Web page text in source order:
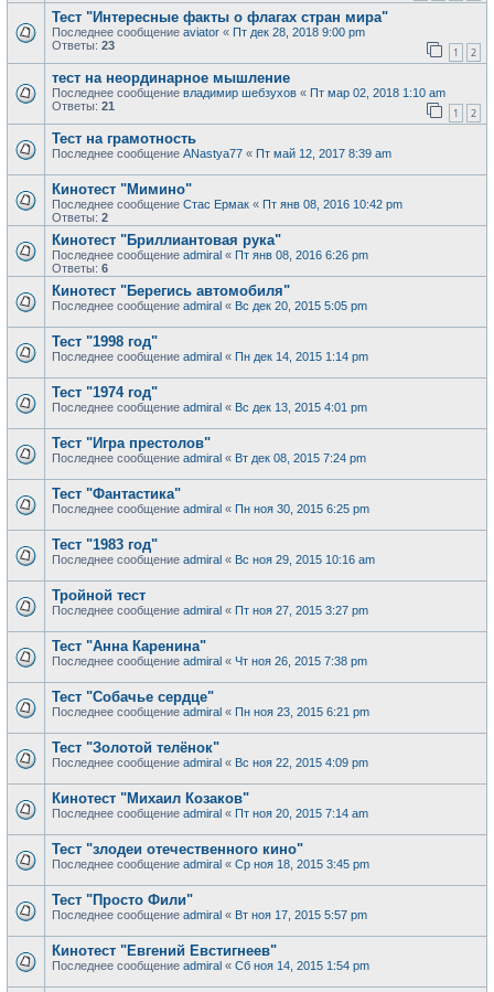
Тест "Интересные факты о флагах стран мира"
Последнее сообщение aviator « Пт дек 28, 2018 9:00 pm
Ответы: 23 1 2
тест на неординарное мышление
Последнее сообщение владимир шебзухов « Пт мар 02, 2018 1:10 am
Ответы: 21 1 2
Тест на грамотность
Последнее сообщение ANastya77 « Пт май 12, 2017 8:39 am
Кинотест "Мимино"
Последнее сообщение Стас Ермак « Пт янв 08, 2016 10:42 pm
Ответы: 2
Кинотест "Бриллиантовая рука"
Последнее сообщение admiral « Пт янв 08, 2016 6:26 pm
Ответы: 6
Кинотест "Берегись автомобиля"
Последнее сообщение admiral « Вс дек 20, 2015 5:05 pm
Тест "1998 год"
Последнее сообщение admiral « Пн дек 14, 2015 1:14 pm
Тест "1974 год"
Последнее сообщение admiral « Вс дек 13, 2015 4:01 pm
Тест "Игра престолов"
Последнее сообщение admiral « Вт дек 08, 2015 7:24 pm
Тест "Фантастика"
Последнее сообщение admiral « Пн ноя 30, 2015 6:25 pm
Тест "1983 год"
Последнее сообщение admiral « Вс ноя 29, 2015 10:16 am
Тройной тест
Последнее сообщение admiral « Пт ноя 27, 2015 3:27 pm
Тест "Анна Каренина"
Последнее сообщение admiral « Чт ноя 26, 2015 7:38 pm
Тест "Собачье сердце"
Последнее сообщение admiral « Пн ноя 23, 2015 6:21 pm
Тест "Золотой телёнок"
Последнее сообщение admiral « Вс ноя 22, 2015 4:09 pm
Кинотест "Михаил Козаков"
Последнее сообщение admiral « Пт ноя 20, 2015 7:14 am
Тест "злодеи отечественного кино"
Последнее сообщение admiral « Ср ноя 18, 2015 3:45 pm
Тест "Просто Фили"
Последнее сообщение admiral « Вт ноя 17, 2015 5:57 pm
Кинотест "Евгений Евстигнеев"
Последнее сообщение admiral « Сб ноя 14, 2015 1:54 pm